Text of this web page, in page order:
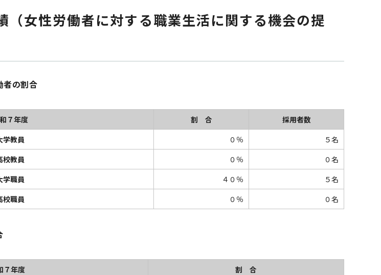
（女性労働者に対する職業生活に関する機会の提
者の割合
７年度 割 合
採用者数
学教員
０％
５名
校教員
０％
０名
学職員
４０％
５名
校職員
０％ ０名
７年度
割 合